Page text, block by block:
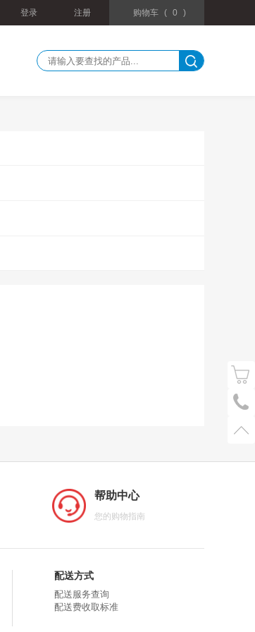
登录 注册 购物车 ( 0 )
帮助中心
您的购物指南
配送方式
配送服务查询
配送费收取标准